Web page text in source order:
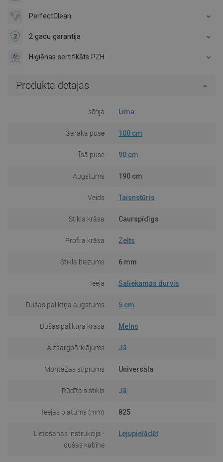
PerfectClean
2 gadu garantija
Higiēnas sertifikāts PZH
Produkta detaļas
sērija Lima
Garāka puse 100 cm
Īsā puse 90 cm
Augstums 190 cm
Veids Taisnstūris
Stikla krāsa Caurspīdīgs
Profila krāsa Zelts
Stikla biezums 6 mm
Ieeja Saliekamās durvis
Dušas paliktņa augstums 5 cm
Dušas paliktņa krāsa Melns
Aizsargpārklājums Jā
Montāžas stiprums Universāla
Rūdītais stikls Jā
Ieejas platums (mm) 825
Lietošanas instrukcija -
dušas kabīne
Lejupielādēt